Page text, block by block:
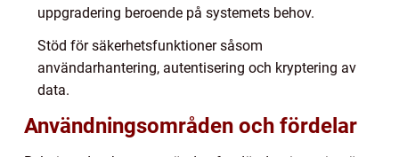
uppgradering beroende på systemets behov.
Stöd för säkerhetsfunktioner såsom
användarhantering, autentisering och kryptering av
data.
Användningsområden och fördelar